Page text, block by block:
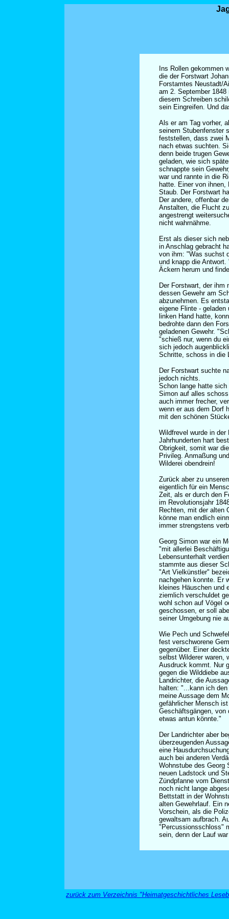
Ins Rollen gekommen
die der Forstwart
Forstamtes Neustadt/
am 2. September
diesem Schreiben
sein Eingreifen. Und
Als er am Tag vorher,
seinem Stubenfenster
feststellen, dass zwei
nach etwas suchten.
denn beide trugen
geladen, wie sich
schnappte sein
war und rannte in die
hatte. Einer von
Staub. Der Forstwart
Der andere, offenbar
Anstalten, die Flucht
angestrengt
nicht wahrnähme.
Erst als dieser sich
in Anschlag gebracht
von ihm: "Was suchst
und knapp die
Äckern herum und
Der Forstwart, der ihm
dessen Gewehr am
abzunehmen. Es
eigene Flinte - geladen
linken Hand hatte,
bedrohte dann den
geladenen Gewehr.
"schieß nur, wenn du
sich jedoch
Schritte, schoss in die
Der Forstwart suchte
jedoch nichts.
Schon lange hatte sich
Simon auf alles
auch immer frecher,
wenn er aus dem Dorf
mit den schönen
Wildfrevel wurde in der
Jahrhunderten hart
Obrigkeit, somit war
Privileg. Anmaßung
Wilderei obendrein!
Zurück aber zu
eigentlich für ein
Zeit, als er durch den
im Revolutionsjahr
Rechten, mit der alten
könne man endlich
immer strengstens
Georg Simon war ein
"mit allerlei
Lebensunterhalt
stammte aus dieser
"Art Vielkünstler"
nachgehen konnte. Er
kleines Häuschen und
ziemlich verschuldet
wohl schon auf Vögel
geschossen, er soll
seiner Umgebung nie
Wie Pech und
fest verschworene
gegenüber. Einer
selbst Wilderer waren,
Ausdruck kommt. Nur
gegen die Wilddiebe
Landrichter, die
halten: "...kann ich
meine Aussage dem
gefährlicher Mensch
Geschäftsgängen,
etwas antun könnte."
Der Landrichter aber
überzeugenden
eine
auch bei anderen
Wohnstube des Georg
neuen Ladstock und
Zündpfanne vom
noch nicht lange
Bettstatt in der
alten Gewehrlauf. Ein
Vorschein, als die
gewaltsam aufbrach.
"Percussionsschloss"
sein, denn der Lauf
zurück zum Verzeichnis "Heimatgeschichtliches